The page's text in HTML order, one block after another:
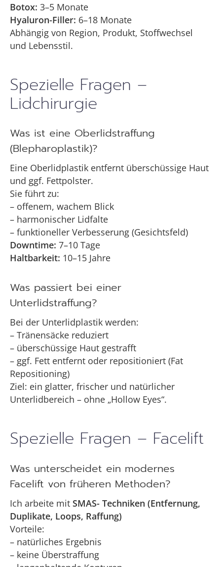
Botox: 3–5 Monate
Hyaluron-Filler: 6–18 Monate
Abhängig von Region, Produkt, Stoffwechsel
und Lebensstil.
Spezielle Fragen –
Lidchirurgie
Was ist eine Oberlidstraffung
(Blepharoplastik)?
Eine Oberlidplastik entfernt überschüssige Haut
und ggf. Fettpolster.
Sie führt zu:
– offenem, wachem Blick
– harmonischer Lidfalte
– funktioneller Verbesserung (Gesichtsfeld)
Downtime: 7–10 Tage
Haltbarkeit: 10–15 Jahre
Was passiert bei einer
Unterlidstraffung?
Bei der Unterlidplastik werden:
– Tränensäcke reduziert
– überschüssige Haut gestrafft
– ggf. Fett entfernt oder repositioniert (Fat
Repositioning)
Ziel: ein glatter, frischer und natürlicher
Unterlidbereich – ohne „Hollow Eyes“.
Spezielle Fragen – Facelift
Was unterscheidet ein modernes
Facelift von früheren Methoden?
Ich arbeite mit SMAS- Techniken (Entfernung,
Duplikate, Loops, Raffung)
Vorteile:
– natürliches Ergebnis
– keine Überstraffung